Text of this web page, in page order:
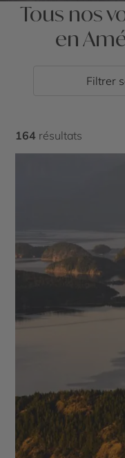
Tous nos
en
Filtrer
164 résultats